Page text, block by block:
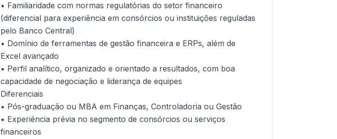
• Familiaridade com normas regulatórias do setor financeiro
(diferencial para experiência em consórcios ou instituições reguladas
pelo Banco Central)
• Domínio de ferramentas de gestão financeira e ERPs, além de
Excel avançado
• Perfil analítico, organizado e orientado a resultados, com boa
capacidade de negociação e liderança de equipes
Diferenciais
• Pós-graduação ou MBA em Finanças, Controladoria ou Gestão
• Experiência prévia no segmento de consórcios ou serviços
financeiros